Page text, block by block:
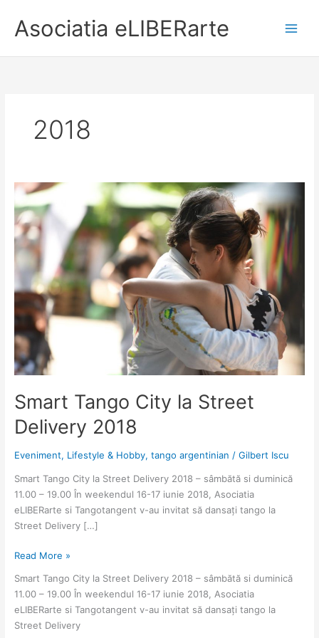
Asociatia eLIBERarte
2018
Smart Tango City la Street
Delivery 2018
Eveniment, Lifestyle & Hobby,tango argentinian /Gilbert Iscu
Smart Tango City la Street Delivery 2018 – sâmbătă si duminică
11.00 – 19.00 În weekendul 16-17 iunie 2018, Asociatia
eLIBERarte si Tangotangent v-au invitat să dansați tango la
Street Delivery […]
Smart
Read More »
Smart Tango City la Street Delivery 2018 – sâmbătă si duminică
11.00 – 19.00 În weekendul 16-17 iunie 2018, Asociatia
eLIBERarte si Tangotangent v-au invitat să dansați tango la
Street Delivery